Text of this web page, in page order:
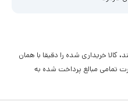
کالا خریداری شده را دقیقا با همان
تمامی مبالغ پرداخت شده به